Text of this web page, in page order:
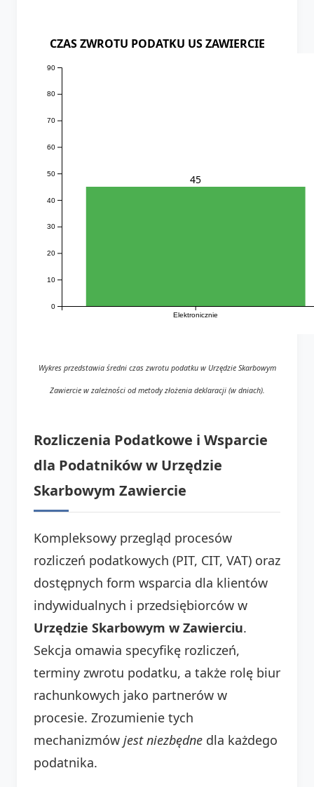
CZAS ZWROTU PODATKU US ZAWIERCIE
Elektronicznie
0
10
20
30
40
50
60
70
80
90
45
Wykres przedstawia średni czas zwrotu podatku w Urzędzie Skarbowym
Zawiercie w zależności od metody złożenia deklaracji (w dniach).
Rozliczenia Podatkowe i Wsparcie
dla Podatników w Urzędzie
Skarbowym Zawiercie
Kompleksowy przegląd procesów
rozliczeń podatkowych (PIT, CIT, VAT) oraz
dostępnych form wsparcia dla klientów
indywidualnych i przedsiębiorców w
Urzędzie Skarbowym w Zawierciu.
Sekcja omawia specyfikę rozliczeń,
terminy zwrotu podatku, a także rolę biur
rachunkowych jako partnerów w
procesie. Zrozumienie tych
mechanizmów jest niezbędne dla każdego
podatnika.